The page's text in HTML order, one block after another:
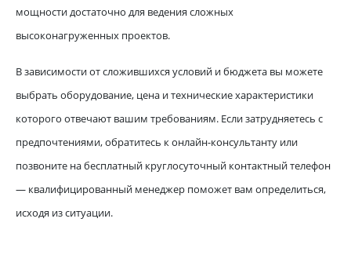
мощности достаточно для ведения сложных
высоконагруженных проектов.
В зависимости от сложившихся условий и бюджета вы можете
выбрать оборудование, цена и технические характеристики
которого отвечают вашим требованиям. Если затрудняетесь с
предпочтениями, обратитесь к онлайн-консультанту или
позвоните на бесплатный круглосуточный контактный телефон
— квалифицированный менеджер поможет вам определиться,
исходя из ситуации.